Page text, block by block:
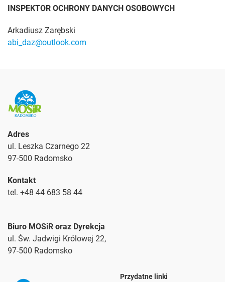
INSPEKTOR OCHRONY DANYCH OSOBOWYCH
Arkadiusz Zarębski
abi_daz@outlook.com
Adres
ul. Leszka Czarnego 22
97-500 Radomsko
Kontakt
tel. +48 44 683 58 44
Biuro MOSiR oraz Dyrekcja
ul. Św. Jadwigi Królowej 22,
97-500 Radomsko
Przydatne linki